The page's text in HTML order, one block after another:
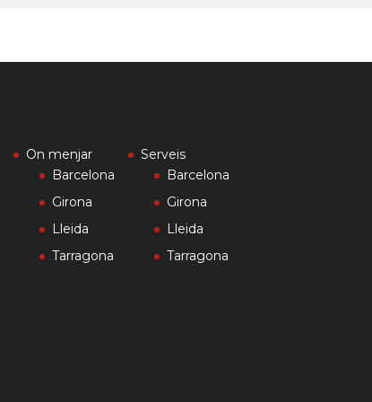
On menjar
Barcelona
Girona
Lleida
Tarragona
Serveis
Barcelona
Girona
Lleida
Tarragona